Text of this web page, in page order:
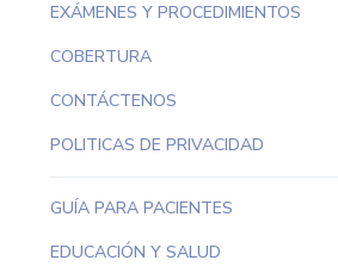
EXÁMENES Y PROCEDIMIENTOS
COBERTURA
CONTÁCTENOS
POLITICAS DE PRIVACIDAD
GUÍA PARA PACIENTES
EDUCACIÓN Y SALUD